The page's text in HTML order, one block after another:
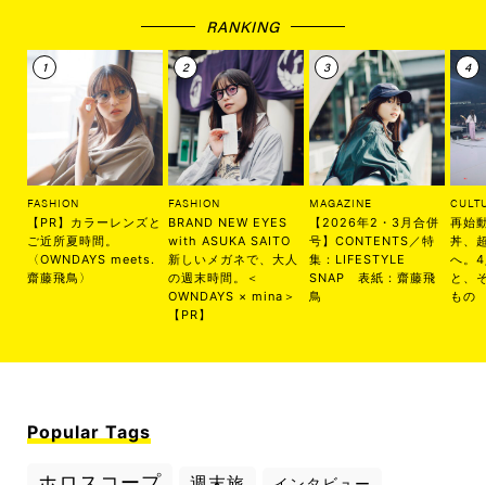
RANKING
FASHION
【PR】カラーレンズと
ご近所夏時間。
〈OWNDAYS meets.
齋藤飛鳥〉
FASHION
BRAND NEW EYES
with ASUKA SAITO
新しいメガネで、大人
の週末時間。＜
OWNDAYS × mina＞
【PR】
MAGAZINE
【2026年2・3月合併
号】CONTENTS／特
集：LIFESTYLE
SNAP 表紙：齋藤飛
鳥
再始
丼、
へ。
と、
もの
Popular Tags